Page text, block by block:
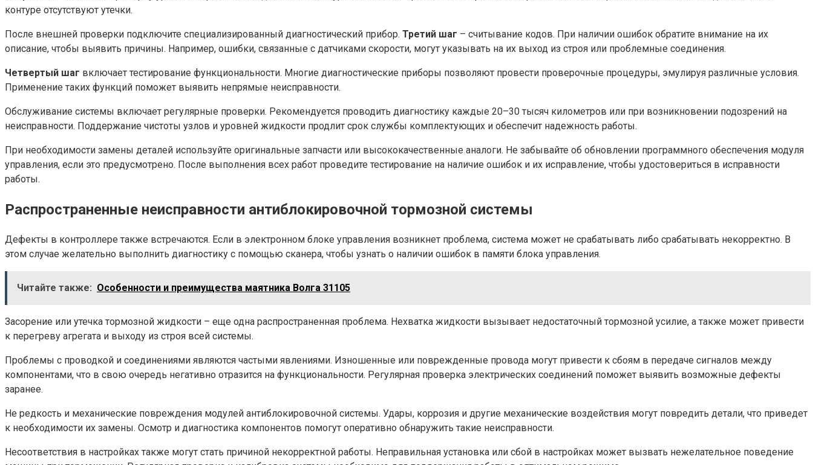
контуре отсутствуют утечки.
После внешней проверки подключите специализированный диагностический прибор. Третий шаг – считывание кодов. При наличии ошибок обратите внимание на их
описание, чтобы выявить причины. Например, ошибки, связанные с датчиками скорости, могут указывать на их выход из строя или проблемные соединения.
Четвертый шаг включает тестирование функциональности. Многие диагностические приборы позволяют провести проверочные процедуры, эмулируя различные условия.
Применение таких функций поможет выявить непрямые неисправности.
Обслуживание системы включает регулярные проверки. Рекомендуется проводить диагностику каждые 20–30 тысяч километров или при возникновении подозрений на
неисправности. Поддержание чистоты узлов и уровней жидкости продлит срок службы комплектующих и обеспечит надежность работы.
При необходимости замены деталей используйте оригинальные запчасти или высококачественные аналоги. Не забывайте об обновлении программного обеспечения модуля
управления, если это предусмотрено. После выполнения всех работ проведите тестирование на наличие ошибок и их исправление, чтобы удостовериться в исправности
работы.
Распространенные неисправности антиблокировочной тормозной системы
Дефекты в контроллере также встречаются. Если в электронном блоке управления возникнет проблема, система может не срабатывать либо срабатывать некорректно. В
этом случае желательно выполнить диагностику с помощью сканера, чтобы узнать о наличии ошибок в памяти блока управления.
Читайте также: Особенности и преимущества маятника Волга 31105
Засорение или утечка тормозной жидкости – еще одна распространенная проблема. Нехватка жидкости вызывает недостаточный тормозной усилие, а также может привести
к перегреву агрегата и выходу из строя всей системы.
Проблемы с проводкой и соединениями являются частыми явлениями. Изношенные или поврежденные провода могут привести к сбоям в передаче сигналов между
компонентами, что в свою очередь негативно отразится на функциональности. Регулярная проверка электрических соединений поможет выявить возможные дефекты
заранее.
Не редкость и механические повреждения модулей антиблокировочной системы. Удары, коррозия и другие механические воздействия могут повредить детали, что приведет
к необходимости их замены. Осмотр и диагностика компонентов помогут оперативно обнаружить такие неисправности.
Несоответствия в настройках также могут стать причиной некорректной работы. Неправильная установка или сбой в настройках может вызвать нежелательное поведение